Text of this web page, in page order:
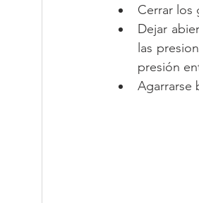
Cerrar los
Dejar
las
presión
Agarrarse